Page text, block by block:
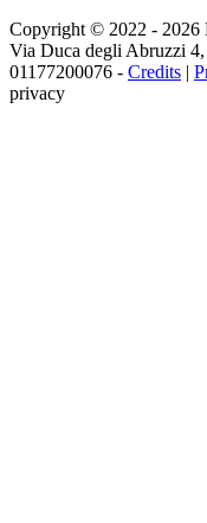
Copyright © 2022 - 2026
Via Duca degli Abruzzi 4,
01177200076 - Credits |
privacy